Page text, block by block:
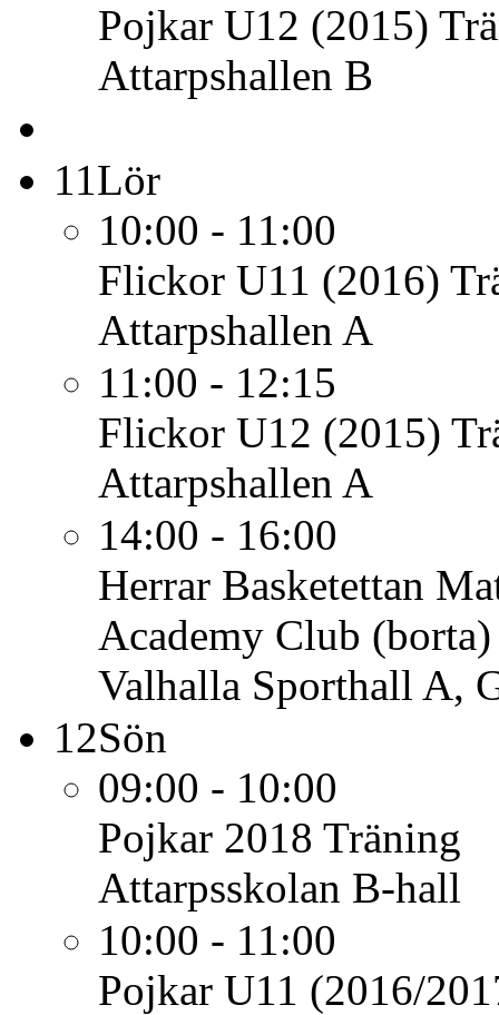
Pojkar U12 (2015)
Attarpshallen B
11Lör
10:00 - 11:00
Flickor U11 (2016)
Attarpshallen A
11:00 - 12:15
Flickor U12 (2015)
Attarpshallen A
14:00 - 16:00
Herrar Basketettan
Academy Club (borta)
Valhalla Sporthall A,
12Sön
09:00 - 10:00
Pojkar 2018 Träning
Attarpsskolan B-hall
10:00 - 11:00
Pojkar U11 (2016/